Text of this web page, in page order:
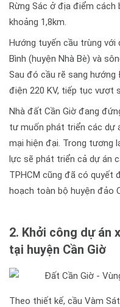
Rừng Sác ở địa điểm cách
khoảng 1,8km.
Hướng tuyến cầu trùng với
Bình (huyện Nhà Bè) và
Sau đó cầu rẽ sang
điện 220 KV, tiếp tục vượt
Nhà đất Cần Giờ đang
tư muốn phát triển các dự
mại hiện đại. Trong tương
lực sẽ phát triển cả dự án
TPHCM cũng đã có quyết
hoạch toàn bộ huyện đảo
2. Khởi công dự án
tại huyện Cần Giờ
Theo thiết kế, cầu Vàm